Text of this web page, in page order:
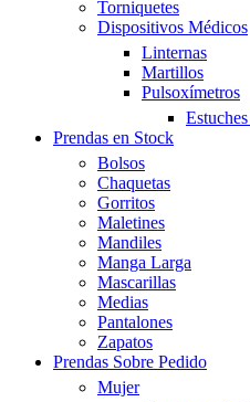
Torniquetes
Dispositivos Médicos
Linternas
Martillos
Pulsoxímetros
Prendas en Stock
Bolsos
Chaquetas
Gorritos
Maletines
Mandiles
Manga Larga
Mascarillas
Medias
Pantalones
Zapatos
Prendas Sobre Pedido
Mujer